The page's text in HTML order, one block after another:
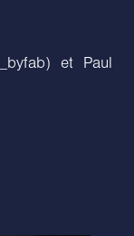
et Paul